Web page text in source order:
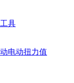
具
电动扭力值